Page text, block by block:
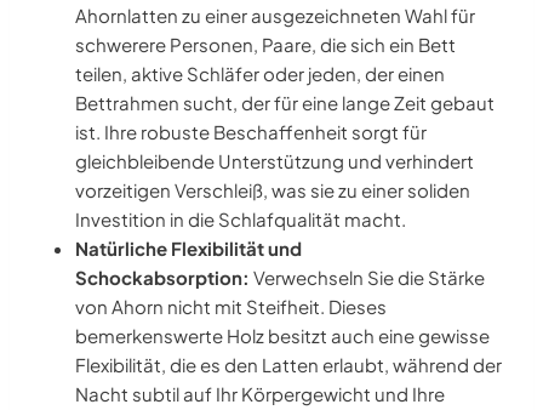
Ahornlatten zu einer ausgezeichneten Wahl für
schwerere Personen, Paare, die sich ein Bett
teilen, aktive Schläfer oder jeden, der einen
Bettrahmen sucht, der für eine lange Zeit gebaut
ist. Ihre robuste Beschaffenheit sorgt für
gleichbleibende Unterstützung und verhindert
vorzeitigen Verschleiß, was sie zu einer soliden
Investition in die Schlafqualität macht.
Natürliche Flexibilität und
Schockabsorption: Verwechseln Sie die Stärke
von Ahorn nicht mit Steifheit. Dieses
bemerkenswerte Holz besitzt auch eine gewisse
Flexibilität, die es den Latten erlaubt, während der
Nacht subtil auf Ihr Körpergewicht und Ihre